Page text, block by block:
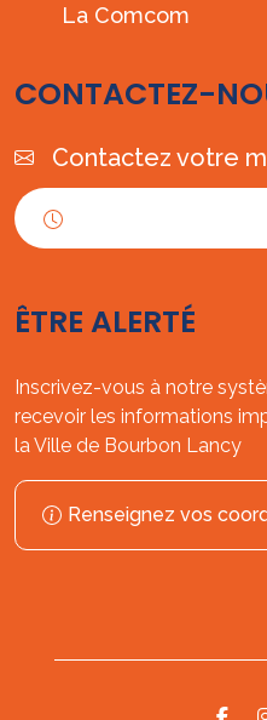
La Comcom
CONTACTEZ-
Contactez votre
ÊTRE ALERTÉ
Inscrivez-vous à notre
recevoir les informations
la Ville de Bourbon Lancy
Renseignez vos